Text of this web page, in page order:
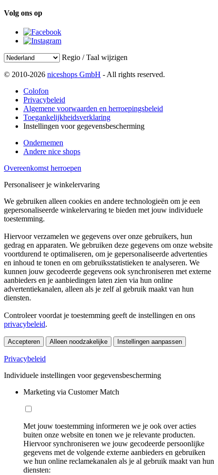
Volg ons op
Regio / Taal wijzigen
© 2010-2026 niceshops GmbH - All rights reserved.
Colofon
Privacybeleid
Algemene voorwaarden en herroepingsbeleid
Toegankelijkheidsverklaring
Instellingen voor gegevensbescherming
Ondernemen
Andere nice shops
Overeenkomst herroepen
Personaliseer je winkelervaring
We gebruiken alleen cookies en andere technologieën om je een
gepersonaliseerde winkelervaring te bieden met jouw individuele
toestemming.
Hiervoor verzamelen we gegevens over onze gebruikers, hun
gedrag en apparaten. We gebruiken deze gegevens om onze website
voortdurend te optimaliseren, om je gepersonaliseerde advertenties
en inhoud te tonen en om gebruiksstatistieken te analyseren. We
kunnen jouw gecodeerde gegevens ook synchroniseren met externe
aanbieders en je aanbiedingen laten zien via hun online
advertentiekanalen, alleen als je zelf al gebruik maakt van hun
diensten.
Controleer voordat je toestemming geeft de instellingen en ons
privacybeleid.
Accepteren Alleen noodzakelijke Instellingen aanpassen
Privacybeleid
Individuele instellingen voor gegevensbescherming
Marketing via Customer Match
Met jouw toestemming informeren we je ook over acties
buiten onze website en tonen we je relevante producten.
Hiervoor synchroniseren we jouw gecodeerde persoonlijke
gegevens met de volgende externe aanbieders en gebruiken
we hun online reclamekanalen als je al gebruik maakt van hun
diensten: